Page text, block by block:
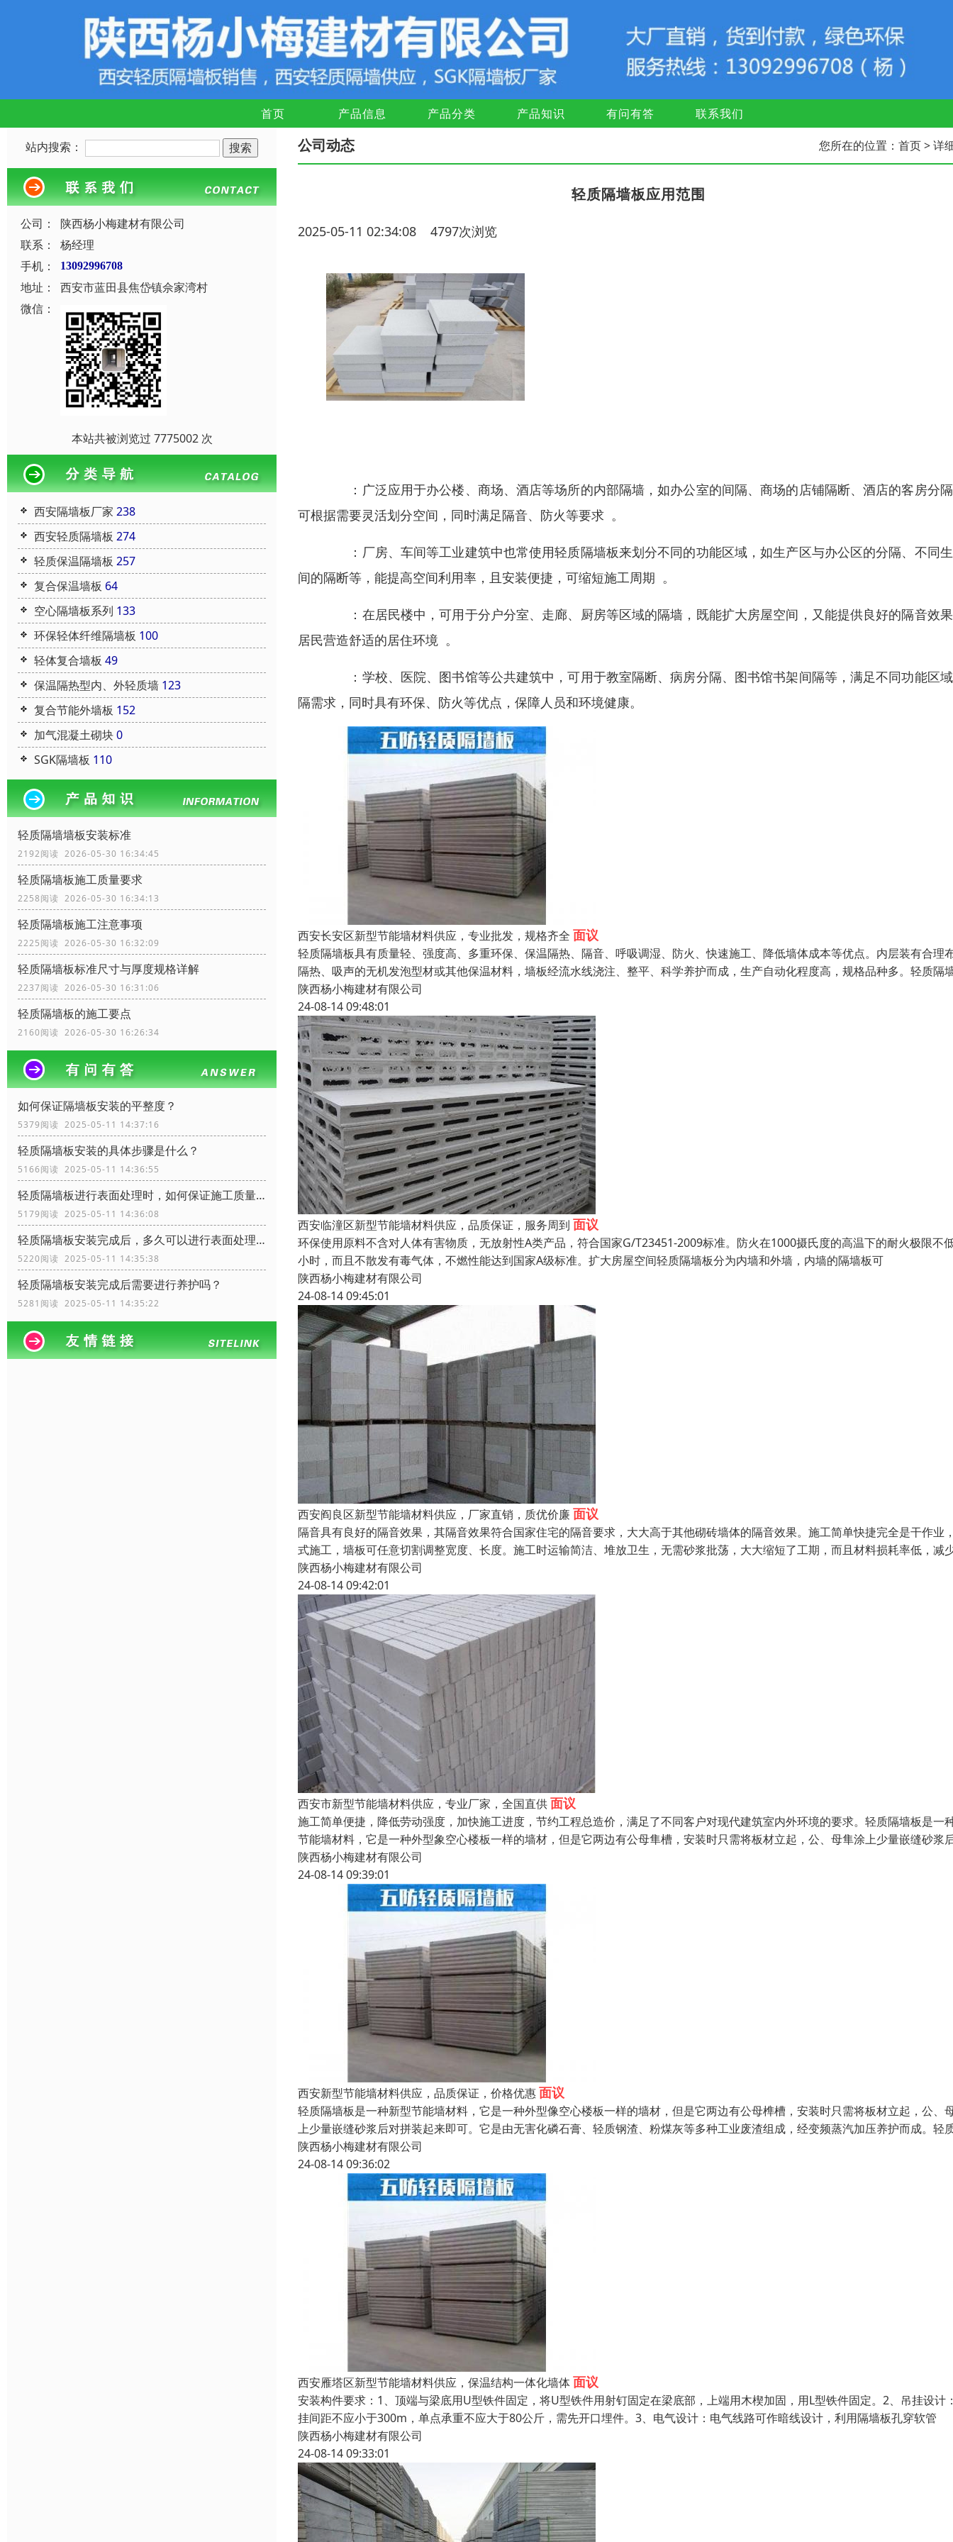
首页 产品信息 产品分类 产品知识 有问有答 联系我们
站内搜索：
公司：
陕西杨小梅建材有限公司
联系：
杨经理
手机：
13092996708
地址：
西安市蓝田县焦岱镇佘家湾村
微信：
本站共被浏览过 7775002 次
西安隔墙板厂家 238
西安轻质隔墙板 274
轻质保温隔墙板 257
复合保温墙板 64
空心隔墙板系列 133
环保轻体纤维隔墙板 100
轻体复合墙板 49
保温隔热型内、外轻质墙 123
复合节能外墙板 152
加气混凝土砌块0
SGK隔墙板 110
轻质隔墙墙板安装标准
2192阅读 2026-05-30 16:34:45
轻质隔墙板施工质量要求
2258阅读 2026-05-30 16:34:13
轻质隔墙板施工注意事项
2225阅读 2026-05-30 16:32:09
轻质隔墙板标准尺寸与厚度规格详解
2237阅读 2026-05-30 16:31:06
轻质隔墙板的施工要点
2160阅读 2026-05-30 16:26:34
如何保证隔墙板安装的平整度？
5379阅读 2025-05-11 14:37:16
轻质隔墙板安装的具体步骤是什么？
5166阅读 2025-05-11 14:36:55
轻质隔墙板进行表面处理时，如何保证施工质量？
5179阅读 2025-05-11 14:36:08
轻质隔墙板安装完成后，多久可以进行表面处理？
5220阅读 2025-05-11 14:35:38
轻质隔墙板安装完成后需要进行养护吗？
5281阅读 2025-05-11 14:35:22
公司动态 您所在的位置： 首页> 详
轻质隔墙板应用范围
2025-05-11 02:34:08 4797次浏览
：广泛应用于办公楼、商场、酒店等场所的内部隔墙，如办公室的间隔、商场的店铺隔断、酒店的客房分
可根据需要灵活划分空间，同时满足隔音、防火等要求 。
：厂房、车间等工业建筑中也常使用轻质隔墙板来划分不同的功能区域，如生产区与办公区的分隔、不同
间的隔断等，能提高空间利用率，且安装便捷，可缩短施工周期 。
：在居民楼中，可用于分户分室、走廊、厨房等区域的隔墙，既能扩大房屋空间，又能提供良好的隔音效
居民营造舒适的居住环境 。
：学校、医院、图书馆等公共建筑中，可用于教室隔断、病房分隔、图书馆书架间隔等，满足不同功能区
隔需求，同时具有环保、防火等优点，保障人员和环境健康。
西安长安区新型节能墙材料供应，专业批发，规格齐全 面议
轻质隔墙板具有质量轻、强度高、多重环保、保温隔热、隔音、呼吸调湿、防火、快速施工、降低墙体成本等优点。内层装有合理
隔热、吸声的无机发泡型材或其他保温材料，墙板经流水线浇注、整平、科学养护而成，生产自动化程度高，规格品种多。轻质隔
陕西杨小梅建材有限公司
24-08-14 09:48:01
西安临潼区新型节能墙材料供应，品质保证，服务周到 面议
环保使用原料不含对人体有害物质，无放射性A类产品，符合国家G/T23451-2009标准。防火在1000摄氏度的高温下的耐火极限不
小时，而且不散发有毒气体，不燃性能达到国家A级标准。扩大房屋空间轻质隔墙板分为内墙和外墙，内墙的隔墙板可
陕西杨小梅建材有限公司
24-08-14 09:45:01
西安阎良区新型节能墙材料供应，厂家直销，质优价廉面议
隔音具有良好的隔音效果，其隔音效果符合国家住宅的隔音要求，大大高于其他砌砖墙体的隔音效果。施工简单快捷完全是干作业
式施工，墙板可任意切割调整宽度、长度。施工时运输简洁、堆放卫生，无需砂浆批荡，大大缩短了工期，而且材料损耗率低，减
陕西杨小梅建材有限公司
24-08-14 09:42:01
西安市新型节能墙材料供应，专业厂家，全国直供面议
施工简单便捷，降低劳动强度，加快施工进度，节约工程总造价，满足了不同客户对现代建筑室内外环境的要求。轻质隔墙板是一
节能墙材料，它是一种外型象空心楼板一样的墙材，但是它两边有公母隼槽，安装时只需将板材立起，公、母隼涂上少量嵌缝砂浆
陕西杨小梅建材有限公司
24-08-14 09:39:01
西安新型节能墙材料供应，品质保证，价格优惠面议
轻质隔墙板是一种新型节能墙材料，它是一种外型像空心楼板一样的墙材，但是它两边有公母榫槽，安装时只需将板材立起，公、
上少量嵌缝砂浆后对拼装起来即可。它是由无害化磷石膏、轻质钢渣、粉煤灰等多种工业废渣组成，经变频蒸汽加压养护而成。轻
陕西杨小梅建材有限公司
24-08-14 09:36:02
西安雁塔区新型节能墙材料供应，保温结构一体化墙体面议
安装构件要求：1、顶端与梁底用U型铁件固定，将U型铁件用射钉固定在梁底部，上端用木楔加固，用L型铁件固定。2、吊挂设计
挂间距不应小于300m，单点承重不应大于80公斤，需先开口埋件。3、电气设计：电气线路可作暗线设计，利用隔墙板孔穿软管
陕西杨小梅建材有限公司
24-08-14 09:33:01